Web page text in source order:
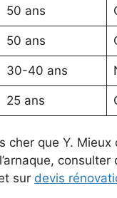
50 ans
50 ans
30-40 ans
25 ans
cher que Y.
sur devis